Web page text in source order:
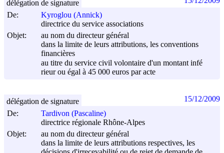
De:
Kyroglou (Annick)
directrice du service associations
Objet:
au nom du directeur général
dans la limite de leurs attributions, les conventions
financières
au titre du service civil volontaire d'un montant infé
rieur ou égal à 45 000 euros par acte
délégation de signature
De:
Tardivon (Pascaline)
directrice régionale Rhône-Alpes
Objet:
au nom du directeur général
dans la limite de leurs attributions respectives, les
délégation de signature 15/12/2009